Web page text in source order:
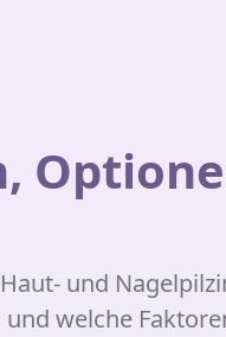
und
welche